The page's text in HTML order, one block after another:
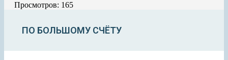
Просмотров: 165
ПО БОЛЬШОМУ СЧЁТУ